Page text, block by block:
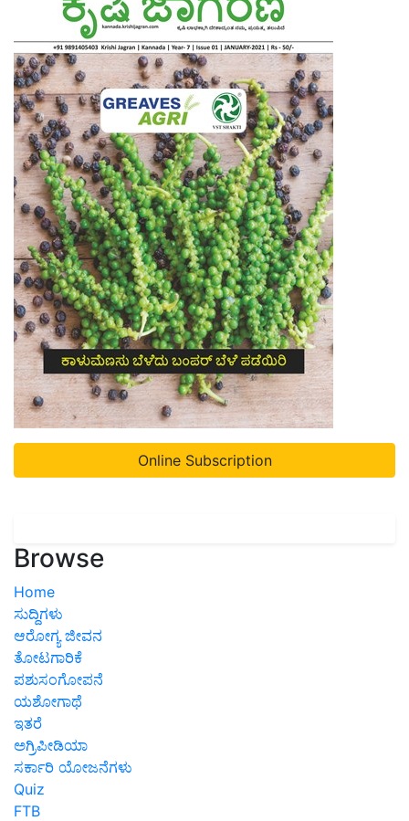
Online Subscription
Browse
Home
ಸುದ್ದಿಗಳು
ಆರೋಗ್ಯ ಜೀವನ
ತೋಟಗಾರಿಕೆ
ಪಶುಸಂಗೋಪನೆ
ಯಶೋಗಾಥೆ
ಇತರೆ
ಅಗ್ರಿಪೀಡಿಯಾ
ಸರ್ಕಾರಿ ಯೋಜನೆಗಳು
Quiz
FTB